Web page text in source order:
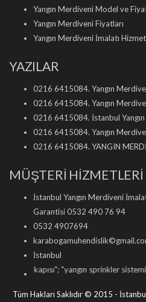
Yangın Merdiveni Model ve
Yangın Merdiveni Fiyatları
Yangın Merdiveni İmalatı
YAZILAR
0216 6415084. Yangın
0216 6415084. Yangın
0216 6415084. İstanbul
0216 6415084. Yangın
0216 6415084. YANGIN
MÜŞTERİ HİZMETLERİ
İstanbul Yangın Merdiveni
Garantisi 0532 490 76 94
0532 4907694
İstanbul
yangın sprinkler sistemi"; "yangın
Tüm Hakları Saklıdır © 2015 -